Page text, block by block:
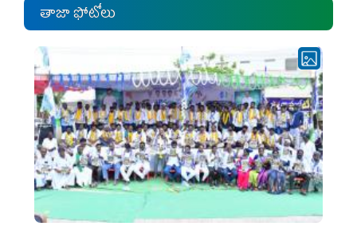
తాజా ఫోటోలు